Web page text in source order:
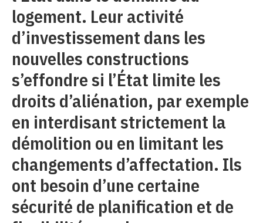
logement. Leur activité
d’investissement dans les
nouvelles constructions
s’effondre si l’État limite les
droits d’aliénation, par exemple
en interdisant strictement la
démolition ou en limitant les
changements d’affectation. Ils
ont besoin d’une certaine
sécurité de planification et de